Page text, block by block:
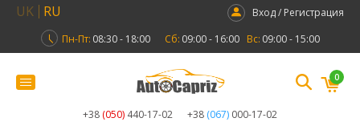
UK RU
Вход / Регистрация
Пн-Пт: 08:30 - 18:00 Сб: 09:00 - 16:00 Вс: 09:00 - 15:00
+38 (050) 440-17-02 +38 (067) 000-17-02
0